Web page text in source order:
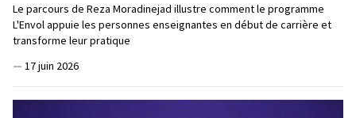
Le parcours de Reza Moradinejad illustre comment le programme
L'Envol appuie les personnes enseignantes en début de carrière et
transforme leur pratique
— 17 juin 2026